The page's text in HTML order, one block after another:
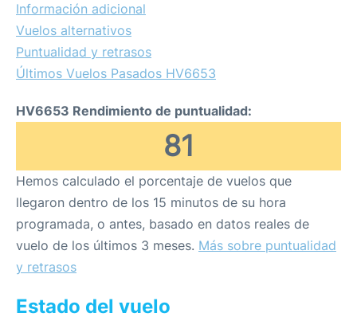
Información adicional
Vuelos alternativos
Puntualidad y retrasos
Últimos Vuelos Pasados HV6653
HV6653 Rendimiento de puntualidad:
81
Hemos calculado el porcentaje de vuelos que
llegaron dentro de los 15 minutos de su hora
programada, o antes, basado en datos reales de
vuelo de los últimos 3 meses. Más sobre puntualidad
y retrasos
Estado del vuelo